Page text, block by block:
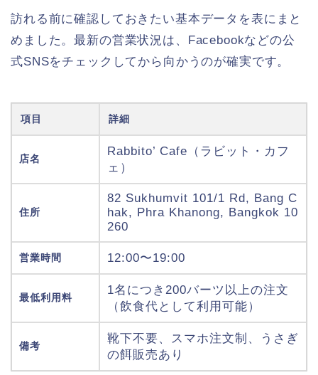
訪れる前に確認しておきたい基本データを表にまと
めました。最新の営業状況は、Facebookなどの公
式SNSをチェックしてから向かうのが確実です。
項目 詳細
店名
Rabbito’ Cafe（ラビット・カフ
ェ）
住所
82 Sukhumvit 101/1 Rd, Bang C
hak, Phra Khanong, Bangkok 10
260
営業時間 12:00〜19:00
最低利用料
1名につき200バーツ以上の注文
（飲食代として利用可能）
備考
靴下不要、スマホ注文制、うさぎ
の餌販売あり